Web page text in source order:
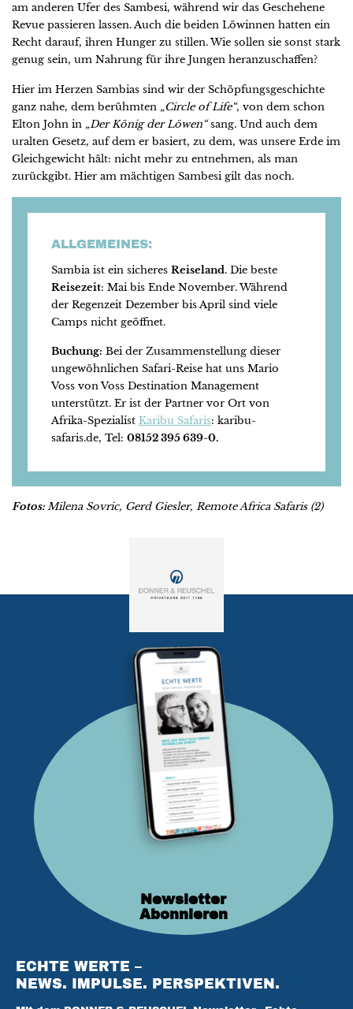
am anderen Ufer des Sambesi, während wir das Geschehene
Revue passieren lassen. Auch die beiden Löwinnen hatten ein
Recht darauf, ihren Hunger zu stillen. Wie sollen sie sonst stark
genug sein, um Nahrung für ihre Jungen heranzuschaffen?
Hier im Herzen Sambias sind wir der Schöpfungsgeschichte
ganz nahe, dem berühmten „Circle of Life“, von dem schon
Elton John in „Der König der Löwen“sang. Und auch dem
uralten Gesetz, auf dem er basiert, zu dem, was unsere Erde im
Gleichgewicht hält: nicht mehr zu entnehmen, als man
zurückgibt. Hier am mächtigen Sambesi gilt das noch.
ALLGEMEINES:
Sambia ist ein sicheres Reiseland. Die beste
Reisezeit: Mai bis Ende November. Während
der Regenzeit Dezember bis April sind viele
Camps nicht geöffnet.
Buchung: Bei der Zusammenstellung dieser
ungewöhnlichen Safari-Reise hat uns Mario
Voss von Voss Destination Management
unterstützt. Er ist der Partner vor Ort von
Afrika-Spezialist Karibu Safaris: karibu-
safaris.de, Tel: 08152 395 639-0.
Fotos:Milena Sovric, Gerd Giesler, Remote Africa Safaris (2)
ECHTE WERTE –
NEWS. IMPULSE. PERSPEKTIVEN.
Newsletter
Abonnieren